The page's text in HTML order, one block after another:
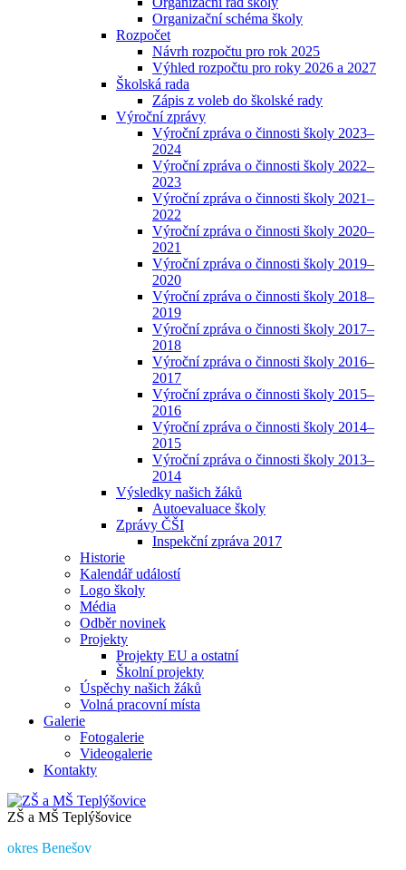
Organizační schéma školy
Rozpočet
Návrh rozpočtu pro rok 2025
Výhled rozpočtu pro roky 2026 a 2027
Školská rada
Zápis z voleb do školské rady
Výroční zprávy
Výroční zpráva o činnosti školy 2023–
2024
Výroční zpráva o činnosti školy 2022–
2023
Výroční zpráva o činnosti školy 2021–
2022
Výroční zpráva o činnosti školy 2020–
2021
Výroční zpráva o činnosti školy 2019–
2020
Výroční zpráva o činnosti školy 2018–
2019
Výroční zpráva o činnosti školy 2017–
2018
Výroční zpráva o činnosti školy 2016–
2017
Výroční zpráva o činnosti školy 2015–
2016
Výroční zpráva o činnosti školy 2014–
2015
Výroční zpráva o činnosti školy 2013–
2014
Výsledky našich žáků
Autoevaluace školy
Zprávy ČŠI
Inspekční zpráva 2017
Historie
Kalendář událostí
Logo školy
Média
Odběr novinek
Projekty
Projekty EU a ostatní
Školní projekty
Úspěchy našich žáků
Volná pracovní místa
Galerie
Fotogalerie
Videogalerie
Kontakty
ZŠ a MŠ Teplýšovice
okres Benešov